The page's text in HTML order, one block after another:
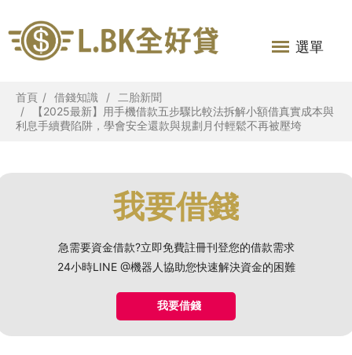
選單
首頁 借錢知識
二胎新聞
【2025最新】用手機借款五步驟比較法拆解小額借真實成本與
利息手續費陷阱，學會安全還款與規劃月付輕鬆不再被壓垮
我要借錢
急需要資金借款?立即免費註冊刊登您的借款需求
24小時LINE @機器人協助您快速解決資金的困難
我要借錢